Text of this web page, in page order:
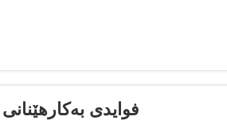
فوایدی